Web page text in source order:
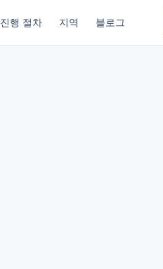
진행 절차 지역 블로그